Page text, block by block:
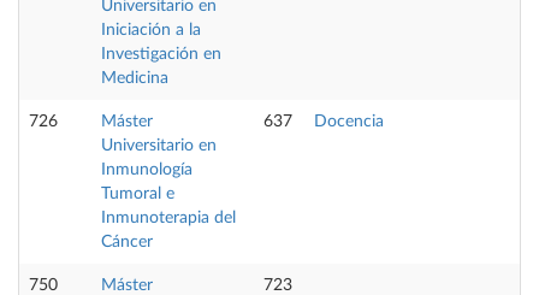
Universitario en
Iniciación a la
Investigación en
Medicina
726
Máster
Universitario en
Inmunología
Tumoral e
Inmunoterapia del
Cáncer
637 Docencia
750
Máster
723